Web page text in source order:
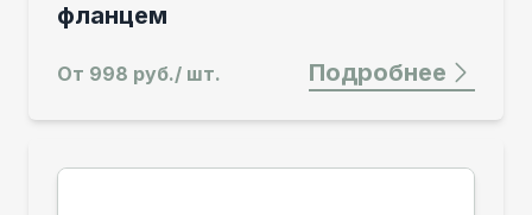
фланцем
От 998 руб./ шт. Подробнее